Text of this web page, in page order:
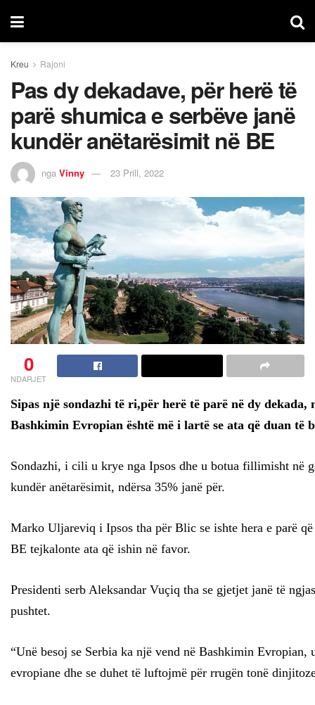
Kreu Rajoni
Pas dy dekadave, për herë të
parë shumica e serbëve janë
kundër anëtarësimit në BE
nga Vinny 23 Prill, 2022
0
NDARJET
Sipas një sondazhi të ri,për herë të parë në dy
Bashkimin Evropian është më i lartë se ata që duan të
Sondazhi, i cili u krye nga Ipsos dhe u botua fillimisht në
kundër anëtarësimit, ndërsa 35% janë për.
Marko Uljareviq i Ipsos tha për Blic se ishte hera e parë
BE tejkalonte ata që ishin në favor.
Presidenti serb Aleksandar Vuçiq tha se gjetjet janë të
pushtet.
“Unë besoj se Serbia ka një vend në Bashkimin Evropian,
evropiane dhe se duhet të luftojmë për rrugën tonë